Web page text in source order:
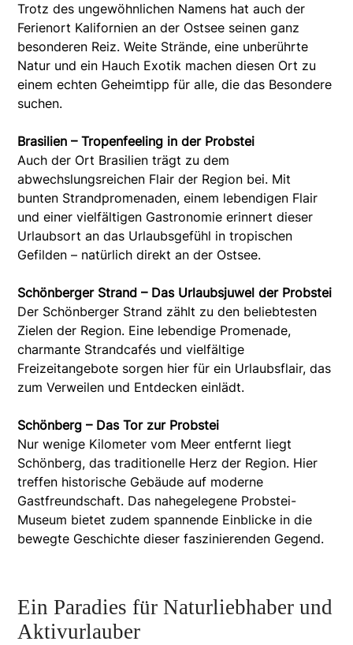
Trotz des ungewöhnlichen Namens hat auch der
Ferienort Kalifornien an der Ostsee seinen ganz
besonderen Reiz. Weite Strände, eine unberührte
Natur und ein Hauch Exotik machen diesen Ort zu
einem echten Geheimtipp für alle, die das Besondere
suchen.
Brasilien – Tropenfeeling in der Probstei
Auch der Ort Brasilien trägt zu dem
abwechslungsreichen Flair der Region bei. Mit
bunten Strandpromenaden, einem lebendigen Flair
und einer vielfältigen Gastronomie erinnert dieser
Urlaubsort an das Urlaubsgefühl in tropischen
Gefilden – natürlich direkt an der Ostsee.
Schönberger Strand – Das Urlaubsjuwel der Probstei
Der Schönberger Strand zählt zu den beliebtesten
Zielen der Region. Eine lebendige Promenade,
charmante Strandcafés und vielfältige
Freizeitangebote sorgen hier für ein Urlaubsflair, das
zum Verweilen und Entdecken einlädt.
Schönberg – Das Tor zur Probstei
Nur wenige Kilometer vom Meer entfernt liegt
Schönberg, das traditionelle Herz der Region. Hier
treffen historische Gebäude auf moderne
Gastfreundschaft. Das nahegelegene Probstei-
Museum bietet zudem spannende Einblicke in die
bewegte Geschichte dieser faszinierenden Gegend.
Ein Paradies für Naturliebhaber und
Aktivurlauber